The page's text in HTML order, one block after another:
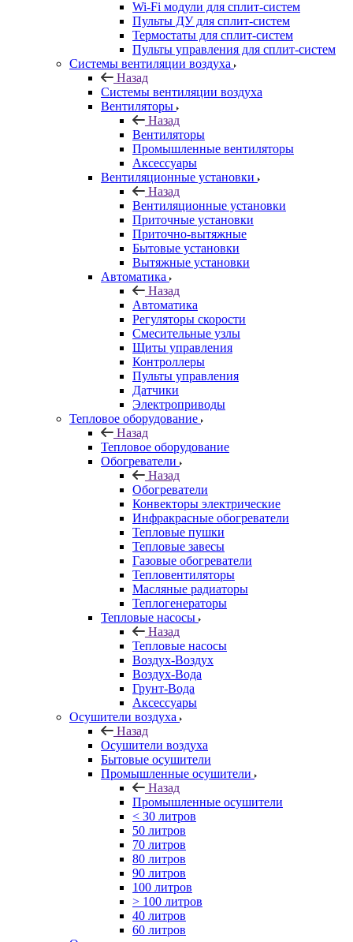
Wi-Fi модули для сплит-систем
Пульты ДУ для сплит-систем
Термостаты для сплит-систем
Пульты управления для сплит-систем
Системы вентиляции воздуха
Назад
Системы вентиляции воздуха
Вентиляторы
Назад
Вентиляторы
Промышленные вентиляторы
Аксессуары
Вентиляционные установки
Назад
Вентиляционные установки
Приточные установки
Приточно-вытяжные
Бытовые установки
Вытяжные установки
Автоматика
Назад
Автоматика
Регуляторы скорости
Смесительные узлы
Щиты управления
Контроллеры
Пульты управления
Датчики
Электроприводы
Тепловое оборудование
Назад
Тепловое оборудование
Обогреватели
Назад
Обогреватели
Конвекторы электрические
Инфракрасные обогреватели
Тепловые пушки
Тепловые завесы
Газовые обогреватели
Тепловентиляторы
Масляные радиаторы
Теплогенераторы
Тепловые насосы
Назад
Тепловые насосы
Воздух-Воздух
Воздух-Вода
Грунт-Вода
Аксессуары
Осушители воздуха
Назад
Осушители воздуха
Бытовые осушители
Промышленные осушители
Назад
Промышленные осушители
< 30 литров
50 литров
70 литров
80 литров
90 литров
100 литров
> 100 литров
40 литров
60 литров